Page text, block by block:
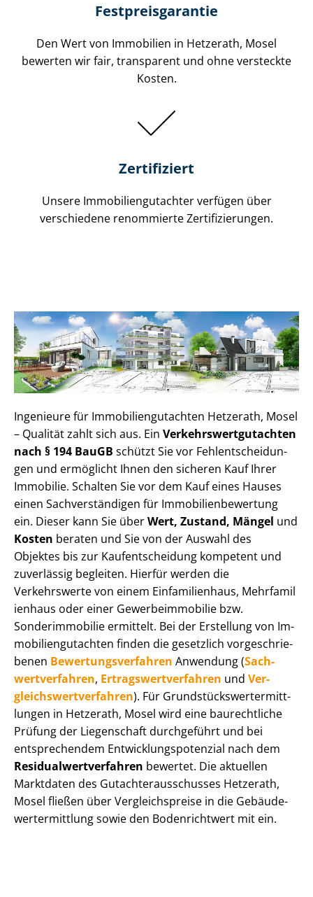
Festpreis​garantie
Den Wert von Immobilien in Hetzerath, Mosel
bewerten wir fair, transparent und ohne versteckte
Kosten.
Zertifiziert
Unsere Immobilien­gutachter verfügen über
verschiedene renommierte Zer­ti­fi­zie­run­gen.
Ingenieure für Im­mo­bi­li­en­gut­ach­ten Hetzerath, Mosel
– Qualität zahlt sich aus. Ein Ver­kehrs­wert­gut­ach­ten
nach § 194 BauGB schützt Sie vor Fehl­ent­schei­dun­
gen und ermöglicht Ihnen den sicheren Kauf Ihrer
Immobilie. Schalten Sie vor dem Kauf eines Hauses
einen Sach­ver­stän­di­gen für Im­mo­bi­li­en­be­wer­tung
ein. Dieser kann Sie überWert, Zustand, Mängel und
Kosten beraten und Sie von der Auswahl des
Objektes bis zur Kauf­ent­schei­dung kompetent und
zuverlässig begleiten. Hierfür werden die
Verkehrswerte von einem Einfamilienhaus, Mehr­fa­mi­l
i­en­haus oder einer Ge­wer­be­im­mo­bi­lie bzw.
Sonderimmobilie ermittelt. Bei der Erstellung von Im­
mo­bi­li­en­gut­ach­ten finden die gesetzlich vor­ge­schrie­
be­nen Be­wer­tungs­ver­fah­ren Anwendung (Sach­
wert­ver­fah­ren, Er­trags­wert­ver­fah­ren und Ver­
gleichs­wert­ver­fah­ren). Für Grund­stücks­wert­ermitt­
lun­gen in Hetzerath, Mosel wird eine baurechtliche
Prüfung der Liegenschaft durchgeführt und bei
entsprechendem Ent­wick­lungs­po­ten­zi­al nach dem
Re­si­du­al­wert­ver­fah­ren bewertet. Die aktuellen
Marktdaten des Gut­ach­ter­aus­schus­ses Hetzerath,
Mosel fließen über Ver­gleichs­prei­se in die Ge­bäu­de­
wert­ermitt­lung sowie den Bodenrichtwert mit ein.